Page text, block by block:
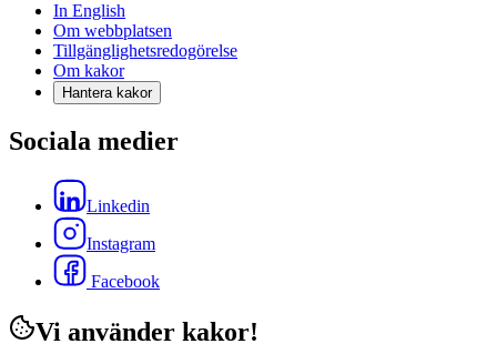
In English
Om webbplatsen
Tillgänglighetsredogörelse
Om kakor
Hantera kakor
Sociala medier
Linkedin
Instagram
Facebook
Vi använder kakor!